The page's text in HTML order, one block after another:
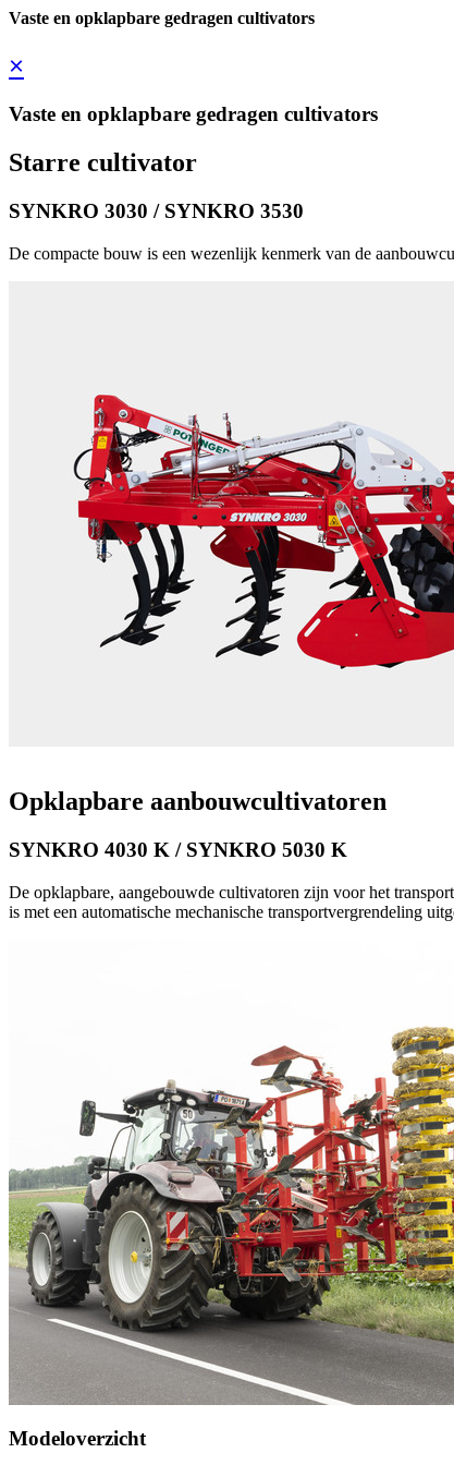
Vaste en opklapbare gedragen cultivators
×
Vaste en opklapbare gedragen cultivators
Starre cultivator
SYNKRO 3030 / SYNKRO 3530
De compacte bouw is een wezenlijk kenmerk van de
Opklapbare aanbouwcultivatoren
SYNKRO 4030 K / SYNKRO 5030 K
De opklapbare, aangebouwde cultivatoren zijn voor het
is met een automatische mechanische transportvergrendeling
Modeloverzicht